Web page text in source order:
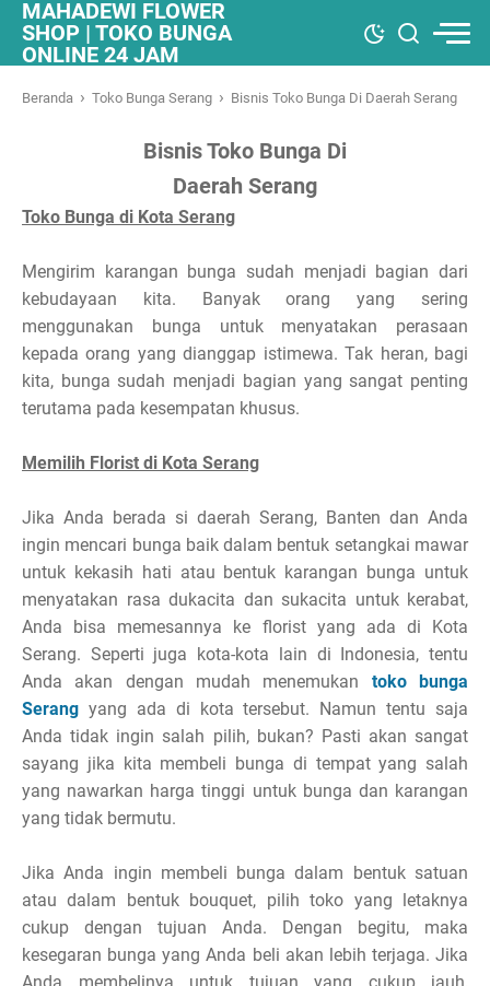
MAHADEWI FLOWER
SHOP | TOKO BUNGA
ONLINE 24 JAM
Beranda › Toko Bunga Serang › Bisnis Toko Bunga Di Daerah Serang
Bisnis Toko Bunga Di
Daerah Serang
Toko Bunga di Kota Serang
Mengirim karangan bunga sudah menjadi bagian dari
kebudayaan kita. Banyak orang yang sering
menggunakan bunga untuk menyatakan perasaan
kepada orang yang dianggap istimewa. Tak heran, bagi
kita, bunga sudah menjadi bagian yang sangat penting
terutama pada kesempatan khusus.
Memilih Florist di Kota Serang
Jika Anda berada si daerah Serang, Banten dan Anda
ingin mencari bunga baik dalam bentuk setangkai mawar
untuk kekasih hati atau bentuk karangan bunga untuk
menyatakan rasa dukacita dan sukacita untuk kerabat,
Anda bisa memesannya ke florist yang ada di Kota
Serang. Seperti juga kota-kota lain di Indonesia, tentu
Anda akan dengan mudah menemukan toko bunga
Serang yang ada di kota tersebut. Namun tentu saja
Anda tidak ingin salah pilih, bukan? Pasti akan sangat
sayang jika kita membeli bunga di tempat yang salah
yang nawarkan harga tinggi untuk bunga dan karangan
yang tidak bermutu.
Jika Anda ingin membeli bunga dalam bentuk satuan
atau dalam bentuk bouquet, pilih toko yang letaknya
cukup dengan tujuan Anda. Dengan begitu, maka
kesegaran bunga yang Anda beli akan lebih terjaga. Jika